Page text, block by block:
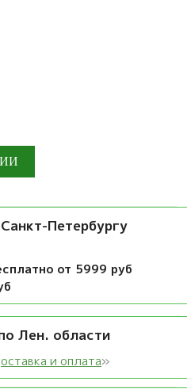
Петербургу
от 5999 руб
Лен. области
и оплата»